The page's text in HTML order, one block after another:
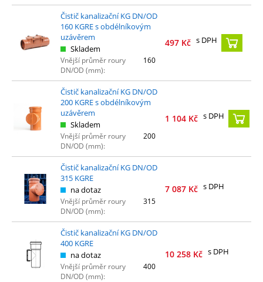
Čistič kanalizační KG DN/OD
160 KGRE s obdélníkovým
uzávěrem
Skladem
Vnější průměr roury
DN/OD (mm):
160
497 Kč s DPH
Čistič kanalizační KG DN/OD
200 KGRE s obdélníkovým
uzávěrem
Skladem
Vnější průměr roury
DN/OD (mm):
200
1 104 Kč s DPH
Čistič kanalizační KG DN/OD
315 KGRE
na dotaz
Vnější průměr roury
DN/OD (mm):
315
7 087 Kč s DPH
Čistič kanalizační KG DN/OD
400 KGRE
na dotaz
Vnější průměr roury
DN/OD (mm):
400
10 258 Kč s DPH